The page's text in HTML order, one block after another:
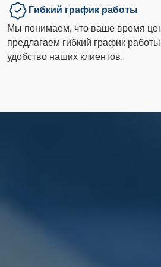
Гибкий график работы
Мы понимаем, что ваше время
предлагаем гибкий график
удобство наших клиентов.